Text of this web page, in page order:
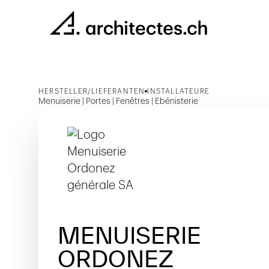
HERSTELLER/LIEFERANTEN INSTALLATEURE
Menuiserie | Portes | Fenêtres | Ebénisterie
MENUISERIE
ORDONEZ